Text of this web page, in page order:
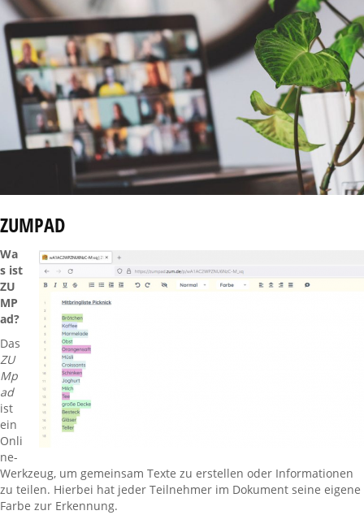
ZUMPAD
Wa
s ist
ZU
MP
ad?
Das
ZU
Mp
ad
ist
ein
Onli
ne-
Werkzeug, um gemeinsam Texte zu erstellen oder Informationen
zu teilen. Hierbei hat jeder Teilnehmer im Dokument seine eigene
Farbe zur Erkennung.